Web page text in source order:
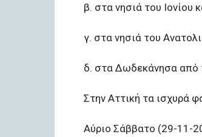
β. στα νησιά του Ιονίου
γ. στα νησιά του
δ. στα Δωδεκάνησα από
Στην Αττική τα ισχυρά
Αύριο Σάββατο (29-11-